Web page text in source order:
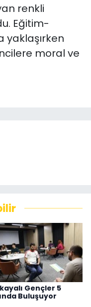
renkli
Eğitim-
yaklaşırken
moral ve
Gençler 5
Buluşuyor